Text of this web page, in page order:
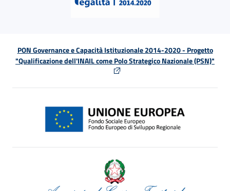
PON Governance e Capacità Istituzionale 2014-2020 - Progetto
"Qualificazione dell'INAIL come Polo Strategico Nazionale (PSN)"